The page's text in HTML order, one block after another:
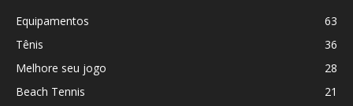
Equipamentos
63
Tênis
36
Melhore seu jogo
28
Beach Tennis
21